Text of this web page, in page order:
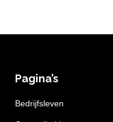
Pagina’s
Bedrijfsleven